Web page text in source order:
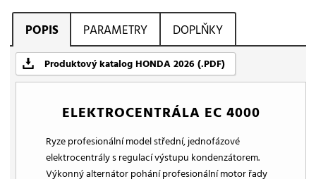
POPIS PARAMETRY DOPLŇKY
Produktový katalog HONDA 2026 (.PDF)
ELEKTROCENTRÁLA EC 4000
Ryze profesionální model střední, jednofázové
elektrocentrály s regulací výstupu kondenzátorem.
Výkonný alternátor pohání profesionální motor řady